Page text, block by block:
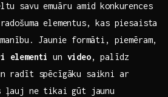
savu​ emuāru⁤ amid konkurences
elementus, ⁤kas piesaista
‍Jaunie formāti, piemēram,‌
elementi un video, palīdz
radīt spēcīgāku saikni ‍ar
ļauj ne tikai gūt jaunu